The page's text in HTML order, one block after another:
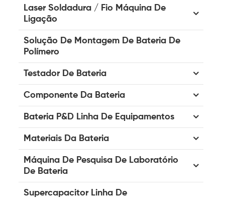
Laser Soldadura / Fio Máquina De
Ligação
Solução De Montagem De Bateria De
Polímero
Testador De Bateria
Componente Da Bateria
Bateria P&D Linha De Equipamentos
Materiais Da Bateria
Máquina De Pesquisa De Laboratório
De Bateria
Supercapacitor Linha De